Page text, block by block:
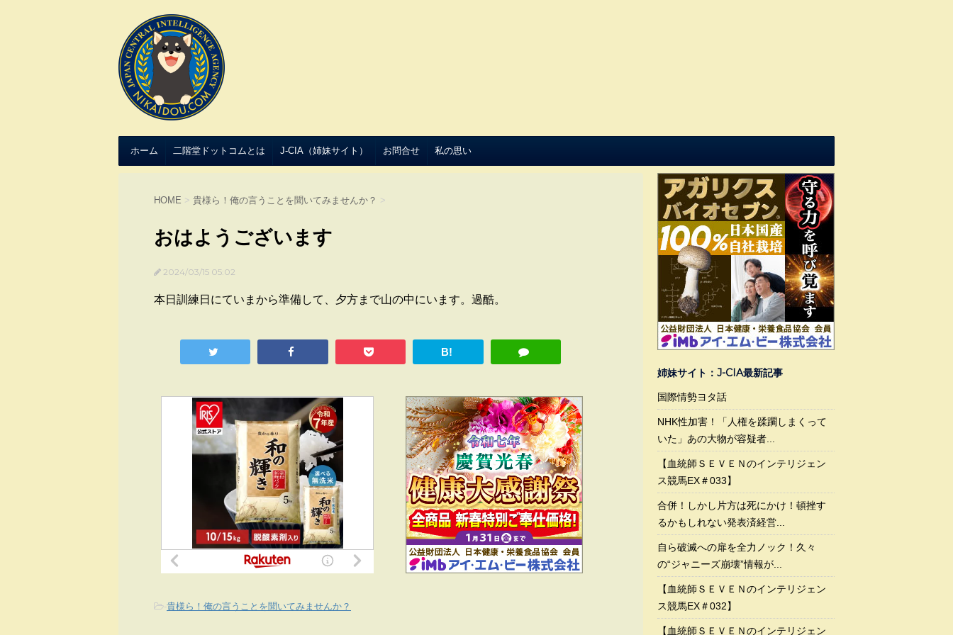
ホーム 二階堂ドットコムとは J-CIA（姉妹サイト） お問合せ 私の思い
HOME > 貴様ら！俺の言うことを聞いてみませんか？ >
おはようございます
2024/03/15 05:02
本日訓練日にていまから準備して、夕方まで山の中にいます。過酷。
B!
-貴様ら！俺の言うことを聞いてみませんか？
姉妹サイト：J-CIA最新記事
国際情勢ヨタ話
NHK性加害！「人権を蹂躙しまくって
いた」あの大物が容疑者...
【血統師ＳＥＶＥＮのインテリジェン
ス競馬EX＃033】
合併！しかし片方は死にかけ！頓挫す
るかもしれない発表済経営...
自ら破滅への扉を全力ノック！久々
の“ジャニーズ崩壊”情報が...
【血統師ＳＥＶＥＮのインテリジェン
ス競馬EX＃032】
【血統師ＳＥＶＥＮのインテリジェン